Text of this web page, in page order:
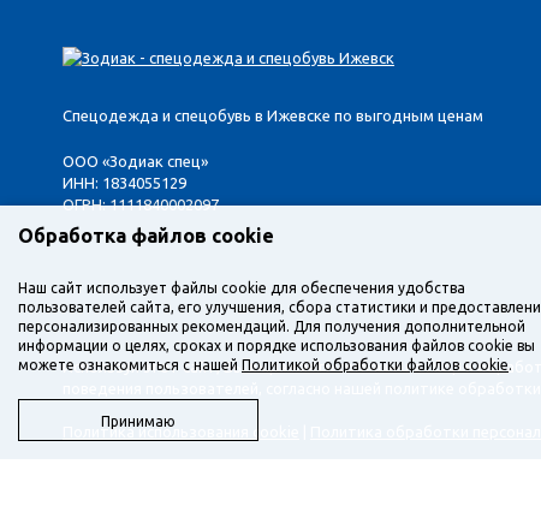
Спецодежда и спецобувь в Ижевске по выгодным ценам
ООО «Зодиак спец»
ИНН: 1834055129
ОГРН: 1111840002097
Используя этот сайт, Вы выражаете согласие на сбор и
поведения пользователей, согласно нашей политике
Политика использования cookie Политика обработки
Обработка файлов cookie
Наш сайт использует файлы cookie для обеспечения удобства
пользователей сайта, его улучшения, сбора статистики и
персонализированных рекомендаций. Для получения дополнительной
информации о целях, сроках и порядке использования файлов cookie вы
можете ознакомиться с нашей Политикой обработки файлов cookie.
Принимаю